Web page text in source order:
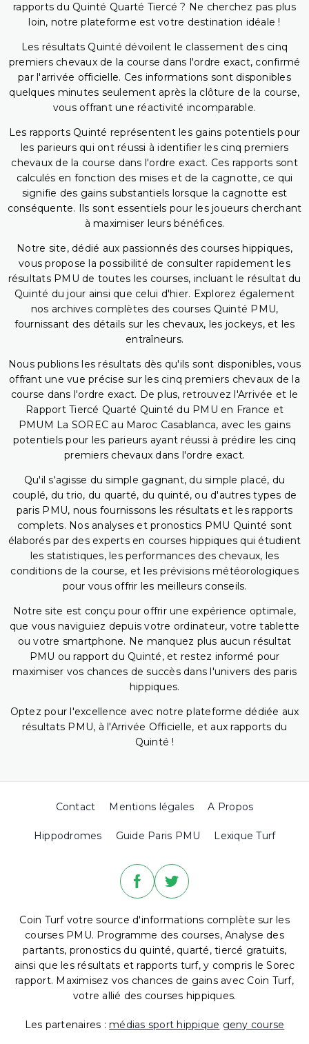
rapports du Quinté Quarté Tiercé ? Ne cherchez pas plus
loin, notre plateforme est votre destination idéale !
Les résultats Quinté dévoilent le classement des cinq
premiers chevaux de la course dans l'ordre exact, confirmé
par l'arrivée officielle. Ces informations sont disponibles
quelques minutes seulement après la clôture de la course,
vous offrant une réactivité incomparable.
Les rapports Quinté représentent les gains potentiels pour
les parieurs qui ont réussi à identifier les cinq premiers
chevaux de la course dans l'ordre exact. Ces rapports sont
calculés en fonction des mises et de la cagnotte, ce qui
signifie des gains substantiels lorsque la cagnotte est
conséquente. Ils sont essentiels pour les joueurs cherchant
à maximiser leurs bénéfices.
Notre site, dédié aux passionnés des courses hippiques,
vous propose la possibilité de consulter rapidement les
résultats PMU de toutes les courses, incluant le résultat du
Quinté du jour ainsi que celui d'hier. Explorez également
nos archives complètes des courses Quinté PMU,
fournissant des détails sur les chevaux, les jockeys, et les
entraîneurs.
Nous publions les résultats dès qu'ils sont disponibles, vous
offrant une vue précise sur les cinq premiers chevaux de la
course dans l'ordre exact. De plus, retrouvez l'Arrivée et le
Rapport Tiercé Quarté Quinté du PMU en France et
PMUM La SOREC au Maroc Casablanca, avec les gains
potentiels pour les parieurs ayant réussi à prédire les cinq
premiers chevaux dans l'ordre exact.
Qu'il s'agisse du simple gagnant, du simple placé, du
couplé, du trio, du quarté, du quinté, ou d'autres types de
paris PMU, nous fournissons les résultats et les rapports
complets. Nos analyses et pronostics PMU Quinté sont
élaborés par des experts en courses hippiques qui étudient
les statistiques, les performances des chevaux, les
conditions de la course, et les prévisions météorologiques
pour vous offrir les meilleurs conseils.
Notre site est conçu pour offrir une expérience optimale,
que vous naviguiez depuis votre ordinateur, votre tablette
ou votre smartphone. Ne manquez plus aucun résultat
PMU ou rapport du Quinté, et restez informé pour
maximiser vos chances de succès dans l'univers des paris
hippiques.
Optez pour l'excellence avec notre plateforme dédiée aux
résultats PMU, à l'Arrivée Officielle, et aux rapports du
Quinté !
Contact Mentions légales A Propos
Hippodromes Guide Paris PMU Lexique Turf
Coin Turf votre source d'informations complète sur les
courses PMU. Programme des courses, Analyse des
partants, pronostics du quinté, quarté, tiercé gratuits,
ainsi que les résultats et rapports turf, y compris le Sorec
rapport. Maximisez vos chances de gains avec Coin Turf,
votre allié des courses hippiques.
Les partenaires : médias sport hippique geny course